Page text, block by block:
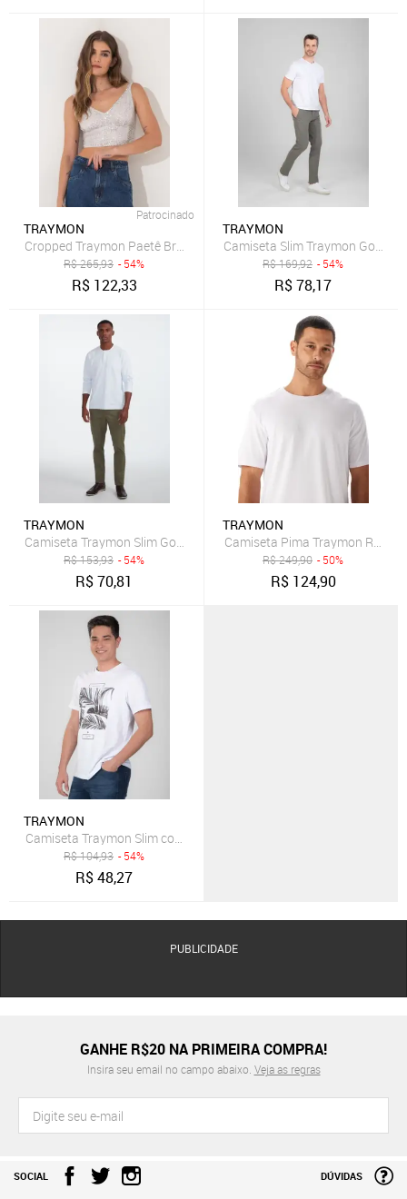
Patrocinado
TRAYMON
Cropped Traymon Paetê Branco
R$265,93 - 54%
R$ 122,33
TRAYMON
Camiseta Slim Traymon Gola V
R$169,92 - 54%
R$78,17
TRAYMON
Camiseta Traymon Slim Gola Portuguesa Branco
R$153,93 - 54%
R$70,81
TRAYMON
Camiseta Pima Traymon
R$249,90 - 50%
R$ 124,90
TRAYMON
Camiseta Traymon Slim com Estampa Manga Curta - Branca
R$104,93 - 54%
R$48,27
PUBLICIDADE
GANHE R$20 NA PRIMEIRA COMPRA!
Insira seu email no campo abaixo. Veja as regras
SOCIAL DÚVIDAS